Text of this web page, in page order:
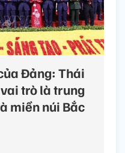
Đảng: Thái
trò là trung
miền núi Bắc